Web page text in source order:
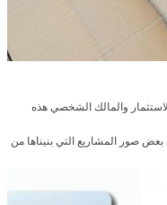
والمالك الشخصي هذه
جيدة من عملائنا. وهنا نعرض بعض صور المشاريع التي بنيناها من